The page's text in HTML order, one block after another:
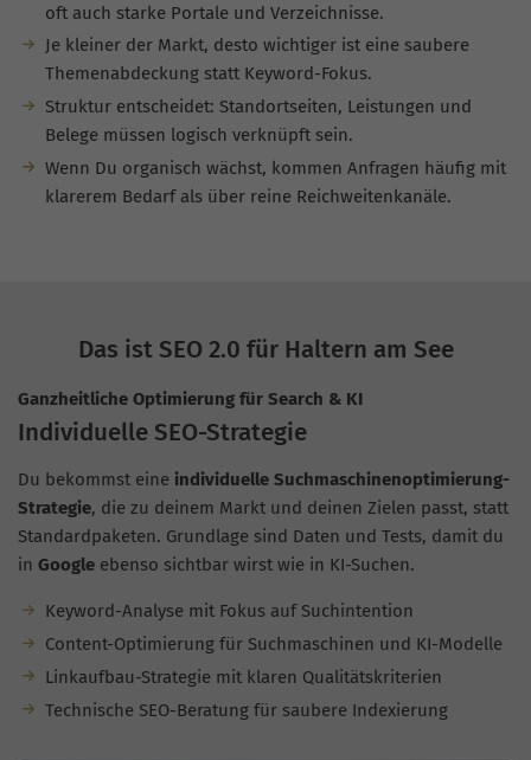
oft auch starke Portale und Verzeichnisse.
Je kleiner der Markt, desto wichtiger ist eine saubere
Themenabdeckung statt Keyword-Fokus.
Struktur entscheidet: Standortseiten, Leistungen und
Belege müssen logisch verknüpft sein.
Wenn Du organisch wächst, kommen Anfragen häufig mit
klarerem Bedarf als über reine Reichweitenkanäle.
Das ist SEO 2.0 für Haltern am See
Ganzheitliche Optimierung für Search & KI
Individuelle SEO-Strategie
Du bekommst eine individuelle Suchmaschinenoptimierung-
Strategie, die zu deinem Markt und deinen Zielen passt, statt
Standardpaketen. Grundlage sind Daten und Tests, damit du
in Google ebenso sichtbar wirst wie in KI-Suchen.
Keyword-Analyse mit Fokus auf Suchintention
Content-Optimierung für Suchmaschinen und KI-Modelle
Linkaufbau-Strategie mit klaren Qualitätskriterien
Technische SEO-Beratung für saubere Indexierung